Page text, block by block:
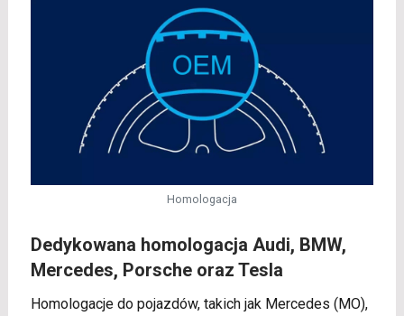
Homologacja
Dedykowana homologacja Audi, BMW,
Mercedes, Porsche oraz Tesla
Homologacje do pojazdów, takich jak Mercedes (MO),